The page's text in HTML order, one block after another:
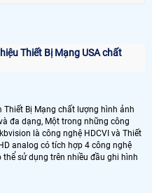
Thiết Bị Mạng USA chất
Bị Mạng chất lượng hình ảnh
đa dạng, Một trong những công
là công nghệ HDCVI và Thiết
analog có tích hợp 4 công nghệ
thể sử dụng trên nhiều đầu ghi hình